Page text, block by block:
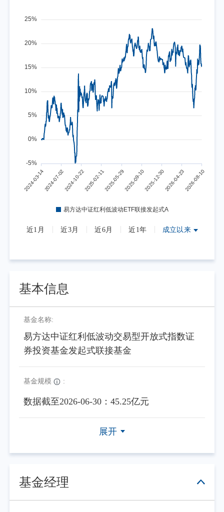
近1月 近3月 近6月 近1年 成立以来
基本信息
基金名称:
易方达中证红利低波动交易型开放式指数证
券投资基金发起式联接基金
基金规模 :
数据截至2026-06-30：45.25亿元
展开
基金经理